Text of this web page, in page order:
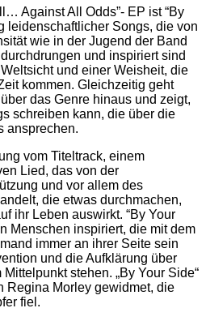
Against All Odds”- EP ist “By
leidenschaftlicher Songs, die von
wie in der Jugend der Band
und inspiriert sind
und einer Weisheit, die
kommen. Gleichzeitig geht
das Genre hinaus und zeigt,
schreiben kann, die über die
ansprechen.
vom Titeltrack, einem
Lied, das von der
und vor allem des
die etwas durchmachen,
ihr Leben auswirkt. “By Your
Menschen inspiriert, die mit dem
immer an ihrer Seite sein
und die Aufklärung über
stehen. „By Your Side“
Regina Morley gewidmet, die
fiel.